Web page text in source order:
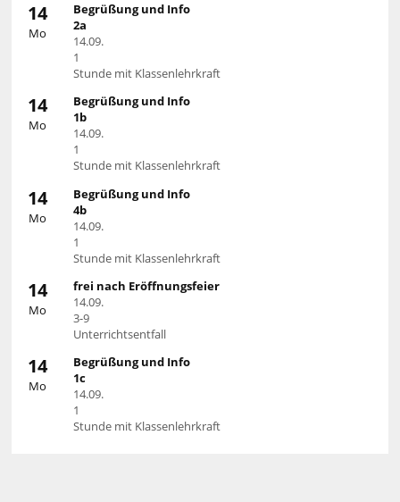
14
Mo
Begrüßung und Info
2a
14.09.
1
Stunde mit Klassenlehrkraft
14
Mo
Begrüßung und Info
1b
14.09.
1
Stunde mit Klassenlehrkraft
14
Mo
Begrüßung und Info
4b
14.09.
1
Stunde mit Klassenlehrkraft
14
Mo
frei nach Eröffnungsfeier
14.09.
3-9
Unterrichtsentfall
14
Mo
Begrüßung und Info
1c
14.09.
1
Stunde mit Klassenlehrkraft